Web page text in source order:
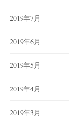
2019年7月
2019年6月
2019年5月
2019年4月
2019年3月